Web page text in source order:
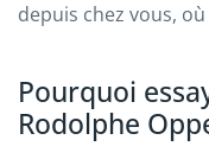
depuis chez vous,
Pourquoi
Rodolphe